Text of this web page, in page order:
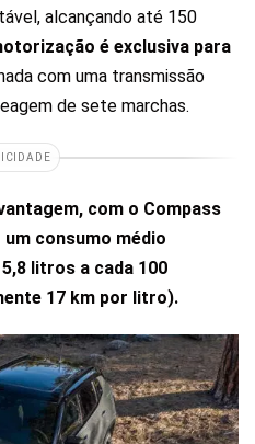
alcançando até 150
é exclusiva para
com uma transmissão
de sete marchas.
com o Compass
consumo médio
litros a cada 100
17 km por litro).